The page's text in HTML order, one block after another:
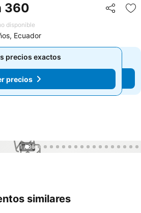
360 Compartir
disponible
Ecuador
precios exactos
Ver precios
precios exactos
precios
1 / 35
similares